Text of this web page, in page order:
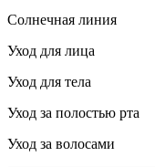
Солнечная линия
Уход для лица
Уход для тела
Уход за полостью рта
Уход за волосами